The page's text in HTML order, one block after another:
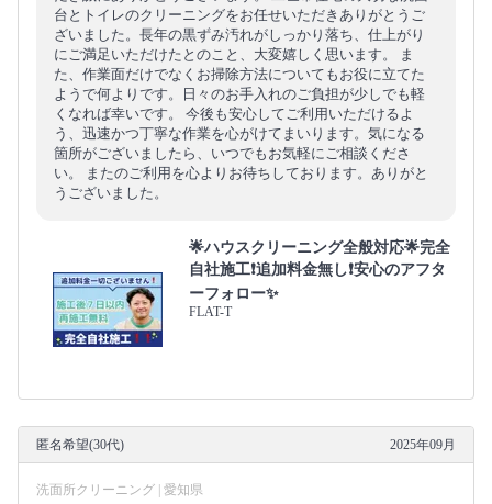
台とトイレのクリーニングをお任せいただきありがとうご
ざいました。長年の黒ずみ汚れがしっかり落ち、仕上がり
にご満足いただけたとのこと、大変嬉しく思います。 ま
た、作業面だけでなくお掃除方法についてもお役に立てた
ようで何よりです。日々のお手入れのご負担が少しでも軽
くなれば幸いです。 今後も安心してご利用いただけるよ
う、迅速かつ丁寧な作業を心がけてまいります。気になる
箇所がございましたら、いつでもお気軽にご相談くださ
い。 またのご利用を心よりお待ちしております。ありがと
うございました。
🌟ハウスクリーニング全般対応🌟完全
自社施工❗️追加料金無し❗️安心のアフタ
ーフォロー✨
FLAT-T
匿名希望(30代) 2025年09月
洗面所クリーニング | 愛知県